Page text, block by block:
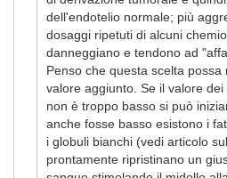
dell'endotelio normale; più
dosaggi ripetuti di alcuni
danneggiano e tendono ad
Penso che questa scelta possa
valore aggiunto. Se il valore
non è troppo basso si può
anche fosse basso esistono i
i globuli bianchi (vedi articolo
prontamente ripristinano un